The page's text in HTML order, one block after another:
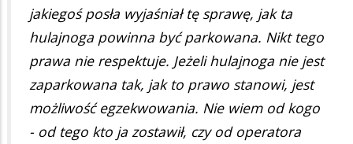
jakiegoś posła wyjaśniał tę sprawę, jak ta
hulajnoga powinna być parkowana. Nikt tego
prawa nie respektuje. Jeżeli hulajnoga nie jest
zaparkowana tak, jak to prawo stanowi, jest
możliwość egzekwowania. Nie wiem od kogo
- od tego kto ja zostawił, czy od operatora